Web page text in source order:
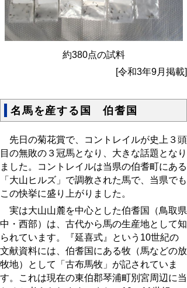
約380点の試料
[令和3年9月掲載]
名馬を産する国 伯耆国
先日の菊花賞で、コントレイルが史上３頭
目の無敗の３冠馬となり、大きな話題となり
ました。コントレイルは当県の伯耆町にある
「大山ヒルズ」で調教された馬で、当県でも
この快挙に盛り上がりました。
実は大山山麓を中心とした伯耆国（鳥取県
中・西部）は、古代から馬の生産地として知
られています。『延喜式』という 10世紀の
文献資料には、伯耆国にある牧（馬などの放
牧地）として「古布馬牧」が記されていま
す。これは現在の東伯郡琴浦町別宮周辺に当